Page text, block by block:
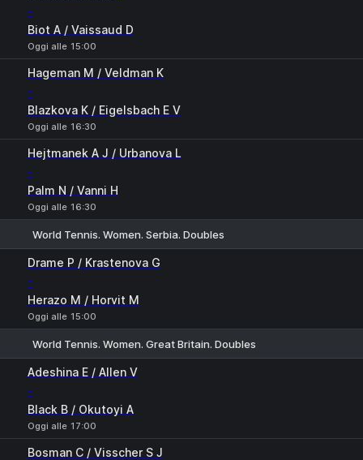
-
Biot A / Vaissaud D
Oggi alle 15:00
Hageman М / Veldman K
-
Blazkova K / Eigelsbach E V
Oggi alle 16:30
Hejtmanek A J / Urbanova L
-
Palm N / Vanni H
Oggi alle 16:30
World Tennis. Women. Serbia. Doubles
Drame P / Krastenova G
-
Herazo M / Horvit M
Oggi alle 15:00
World Tennis. Women. Great Britain. Doubles
Adeshina E / Allen V
-
Black B / Okutoyi A
Oggi alle 17:00
Bosman C / Visscher S J